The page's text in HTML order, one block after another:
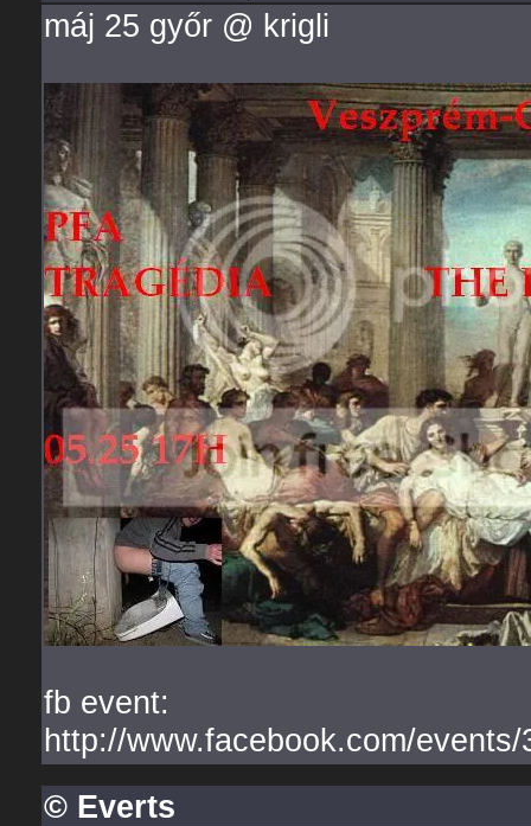
máj 25 győr @ krigli
fb event:
http://www.facebook.com/
© Everts